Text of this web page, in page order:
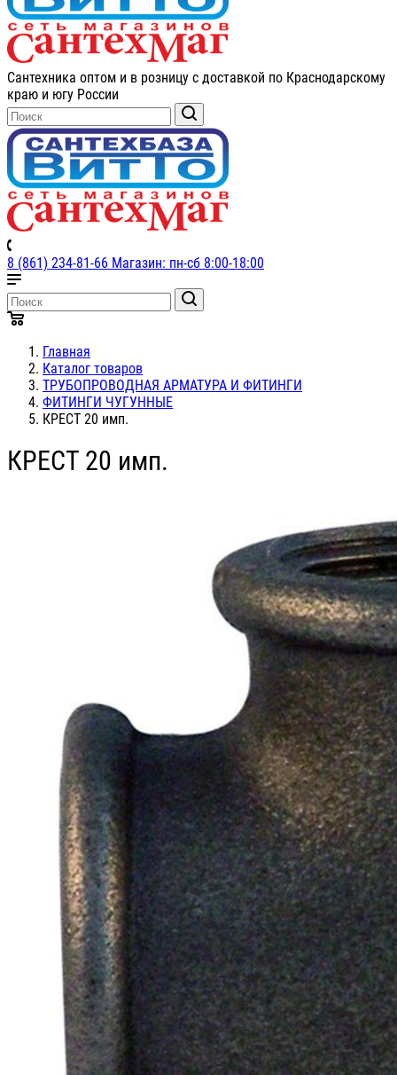
Сантехника оптом и в розницу с доставкой по Краснодарскому
краю и югу России
8 (861) 234-81-66 Магазин: пн-сб 8:00-18:00
Главная
Каталог товаров
ТРУБОПРОВОДНАЯ АРМАТУРА И ФИТИНГИ
ФИТИНГИ ЧУГУННЫЕ
КРЕСТ 20 имп.
КРЕСТ 20 имп.